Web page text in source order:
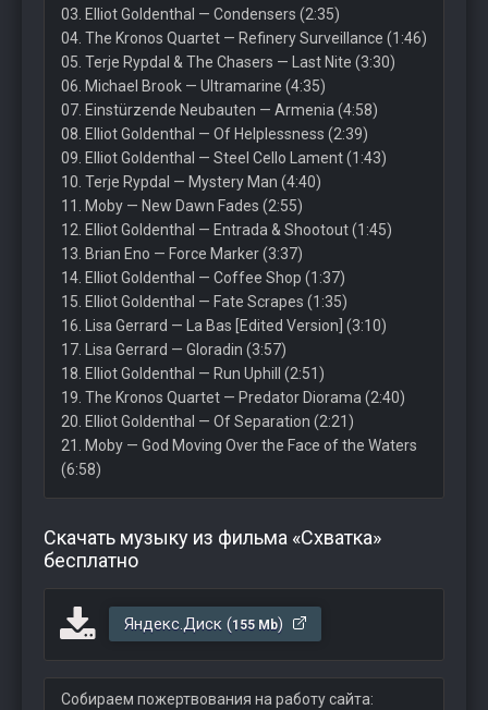
03. Elliot Goldenthal — Condensers (2:35)
04. The Kronos Quartet — Refinery Surveillance (1:46)
05. Terje Rypdal & The Chasers — Last Nite (3:30)
06. Michael Brook — Ultramarine (4:35)
07. Einstürzende Neubauten — Armenia (4:58)
08. Elliot Goldenthal — Of Helplessness (2:39)
09. Elliot Goldenthal — Steel Cello Lament (1:43)
10. Terje Rypdal — Mystery Man (4:40)
11. Moby — New Dawn Fades (2:55)
12. Elliot Goldenthal — Entrada & Shootout (1:45)
13. Brian Eno — Force Marker (3:37)
14. Elliot Goldenthal — Coffee Shop (1:37)
15. Elliot Goldenthal — Fate Scrapes (1:35)
16. Lisa Gerrard — La Bas [Edited Version] (3:10)
17. Lisa Gerrard — Gloradin (3:57)
18. Elliot Goldenthal — Run Uphill (2:51)
19. The Kronos Quartet — Predator Diorama (2:40)
20. Elliot Goldenthal — Of Separation (2:21)
21. Moby — God Moving Over the Face of the Waters
(6:58)
Скачать музыку из фильма «Схватка»
бесплатно
Яндекс.Диск (155 Mb)
Собираем пожертвования на работу сайта: